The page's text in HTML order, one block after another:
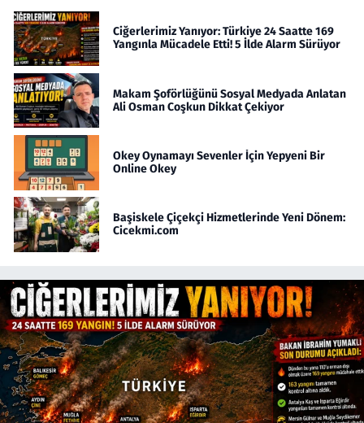
Ciğerlerimiz Yanıyor: Türkiye 24 Saatte 169
Yangınla Mücadele Etti! 5 İlde Alarm Sürüyor
Makam Şoförlüğünü Sosyal Medyada Anlatan
Ali Osman Coşkun Dikkat Çekiyor
Okey Oynamayı Sevenler İçin Yepyeni Bir
Online Okey
Başiskele Çiçekçi Hizmetlerinde Yeni Dönem:
Cicekmi.com